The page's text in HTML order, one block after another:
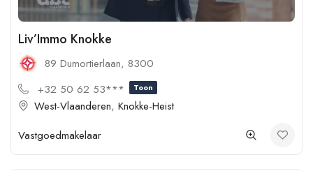
Liv’Immo Knokke
89 Dumortierlaan, 8300
+32 50 62 53***
Toon
West-Vlaanderen, Knokke-Heist
Vastgoedmakelaar